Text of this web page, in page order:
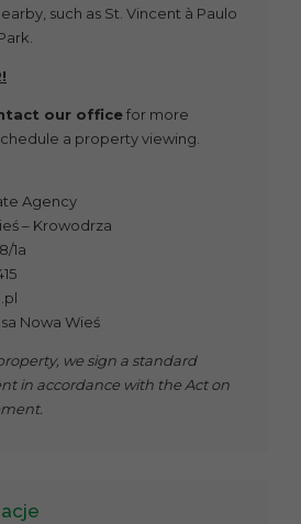
such as St. Vincent à Paulo
our officefor more
a property viewing.
Agency
– Krowodrza
1a
Nowa Wieś
we sign a standard
in accordance with the Act on